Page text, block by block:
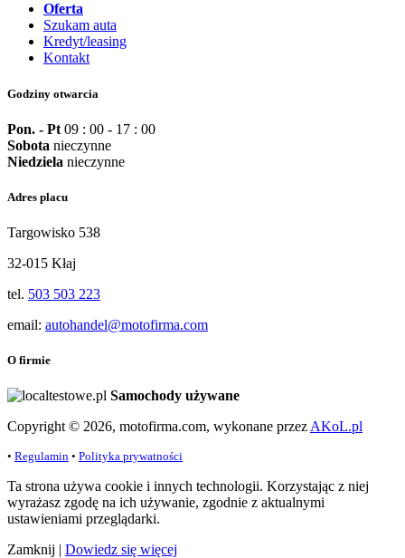
Oferta
Szukam auta
Kredyt/leasing
Kontakt
Godziny otwarcia
Pon. - Pt 09 : 00 - 17 : 00
Sobota nieczynne
Niedziela nieczynne
Adres placu
Targowisko 538
32-015 Kłaj
tel. 503 503 223
email: autohandel@motofirma.com
O firmie
Samochody używane
Copyright © 2026, motofirma.com, wykonane przezAKoL.pl
• Regulamin • Polityka prywatności
Ta strona używa cookie i innych technologii. Korzystając z niej
wyrażasz zgodę na ich używanie, zgodnie z aktualnymi
ustawieniami przeglądarki.
Zamknij
Dowiedz się więcej